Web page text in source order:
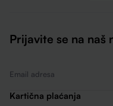
Prijavite se na naš
Kartična plaćanja